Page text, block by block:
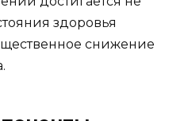
здоровья
снижение